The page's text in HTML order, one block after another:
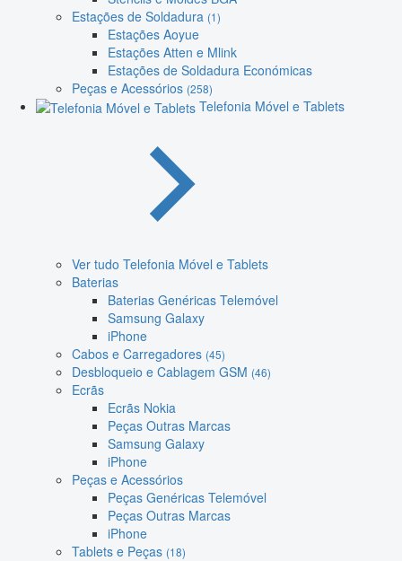
Estações de Soldadura (1)
Estações Aoyue
Estações Atten e Mlink
Estações de Soldadura Económicas
Peças e Acessórios (258)
Telefonia Móvel e Tablets
Ver tudo Telefonia Móvel e Tablets
Baterias
Baterias Genéricas Telemóvel
Samsung Galaxy
iPhone
Cabos e Carregadores (45)
Desbloqueio e Cablagem GSM (46)
Ecrãs
Ecrãs Nokia
Peças Outras Marcas
Samsung Galaxy
iPhone
Peças e Acessórios
Peças Genéricas Telemóvel
Peças Outras Marcas
iPhone
Tablets e Peças (18)